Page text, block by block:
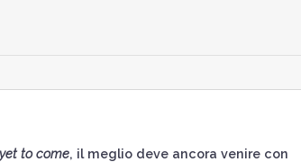
to come, il meglio deve ancora venire con